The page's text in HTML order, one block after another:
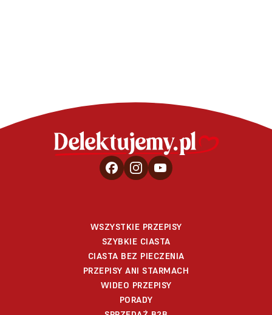
WSZYSTKIE PRZEPISY
SZYBKIE CIASTA
CIASTA BEZ PIECZENIA
PRZEPISY ANI STARMACH
WIDEO PRZEPISY
PORADY